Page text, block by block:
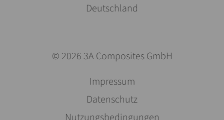
Deutschland
© 2026 3A Composites GmbH
navegación
Impressum
Datenschutz